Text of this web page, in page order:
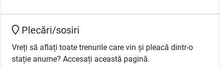
Plecări/sosiri
Vreți să aflați toate trenurile care vin și pleacă dintr-o
stație anume? Accesați această pagină.